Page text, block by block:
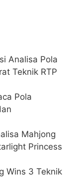
Analisa Pola
Teknik RTP
Pola
Mahjong
Princess
Wins 3 Teknik